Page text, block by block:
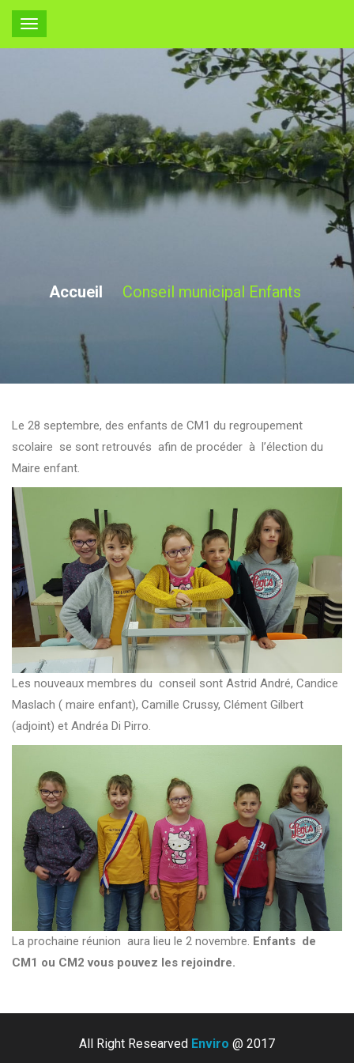
Conseil
municipal
Accueil Conseil municipal Enfants
Le 28 septembre, des enfants de CM1 du regroupement
scolaire se sont retrouvés afin de procéder à l’élection du
Maire enfant.
Les nouveaux membres du conseil sont Astrid André, Candice
Maslach ( maire enfant), Camille Crussy, Clément Gilbert
(adjoint) et Andréa Di Pirro.
La prochaine réunion aura lieu le 2 novembre. Enfants de
CM1 ou CM2 vous pouvez les rejoindre.
All Right Researved Enviro @ 2017